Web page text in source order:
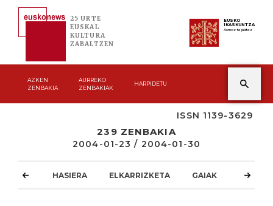
25 URTE
EUSKAL
KULTURA
ZABALTZEN
EUSKO
IKASKUNTZA
Asmoz ta jakitez
AZKEN
ZENBAKIA
AURREKO
ZENBAKIAK
HARPIDETU
ISSN 1139-3629
239 ZENBAKIA
2004-01-23 / 2004-01-30
HASIERA ELKARRIZKETA GAIAK